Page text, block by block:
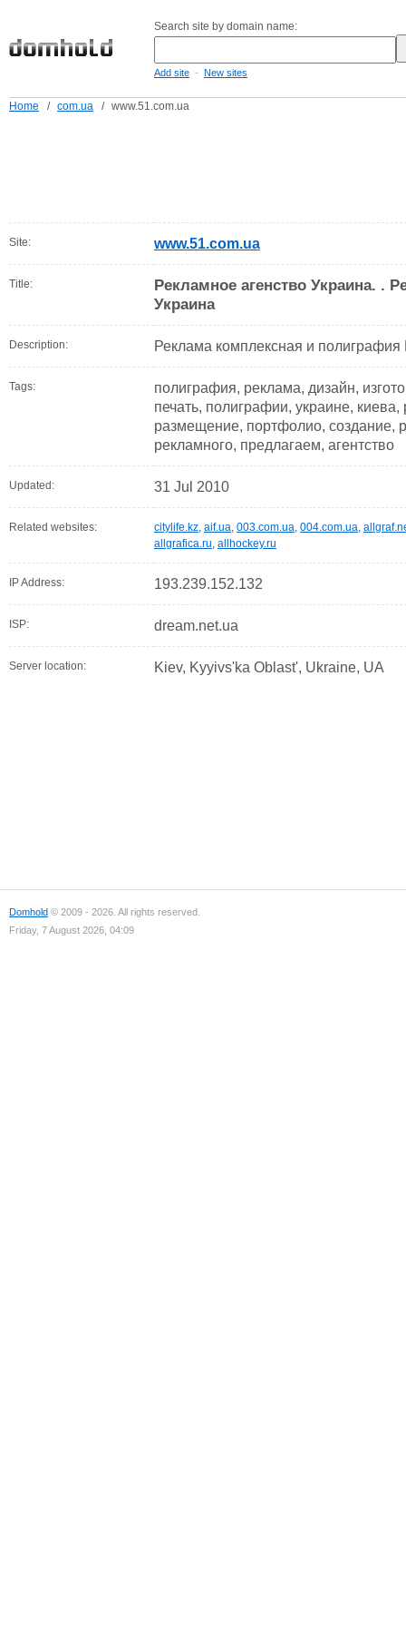
Search site by domain name:
Add site - New sites
Home / com.ua / www.51.com.ua
Site: www.51.com.ua
Title:
Рекламное агенство Украина. .
Украина
Description: Реклама комплексная и полиграфия
Tags:
полиграфия, реклама, дизайн,
печать, полиграфии, украине,
размещение, портфолио, создание,
рекламного, предлагаем, агентство
Updated: 31 Jul 2010
Related websites: citylife.kz, aif.ua, 003.com.ua, 004.com.ua,
allgrafica.ru, allhockey.ru
IP Address: 193.239.152.132
ISP: dream.net.ua
Server location: Kiev, Kyyivs'ka Oblast', Ukraine, UA
Domhold © 2009 - 2026. All rights reserved.
Friday, 7 August 2026, 04:09